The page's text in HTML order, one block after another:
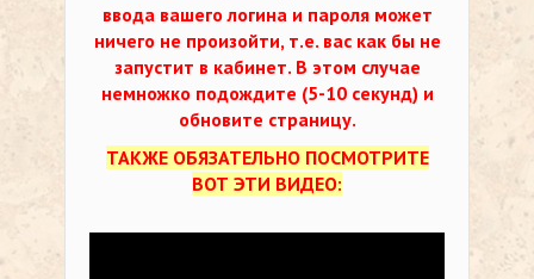
ввода вашего логина и пароля может
ничего не произойти, т.е. вас как бы не
запустит в кабинет. В этом случае
немножко подождите (5-10 секунд) и
обновите страницу.
ТАКЖЕ ОБЯЗАТЕЛЬНО ПОСМОТРИТЕ
ВОТ ЭТИ ВИДЕО: